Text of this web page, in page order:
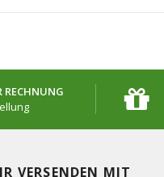
RECHNUNG
VERSENDEN MIT